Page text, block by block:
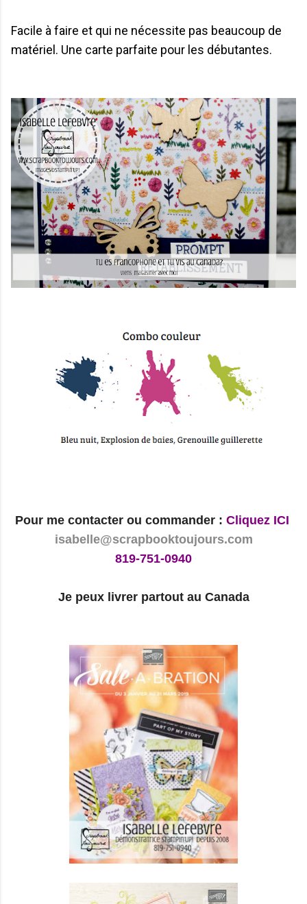
Facile à faire et qui ne nécessite pas beaucoup de
matériel. Une carte parfaite pour les débutantes.
Pour me contacter ou commander : Cliquez ICI
isabelle@scrapbooktoujours.com
819-751-0940
Je peux livrer partout au Canada